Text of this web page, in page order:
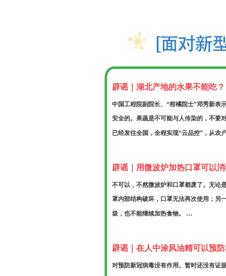
辟谣｜湖北产地的水果不能吃？
中国工程院副院长、“柑橘院士”邓秀新表
安全的。果蔬是不可能与人传染的，不要
已经发往全国，全程实现“云品控”，从农
辟谣｜用微波炉加热口罩可以
不可以，不然微波炉和口罩都废了。无论
罩内部结构破坏，口罩无法再次使用；另
圾，也不能继续加热食物。 ...
辟谣｜在人中涂风油精可以预
对预防新冠病毒没有作用。暂时还没有证